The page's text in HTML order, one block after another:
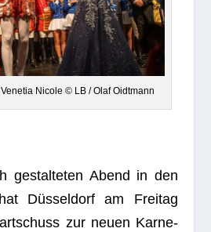
Nicole © LB / Olaf Oidtmann
gestal­te­ten Abend in den
Düs­sel­dorf am Frei­tag
zur neuen Kar­ne­